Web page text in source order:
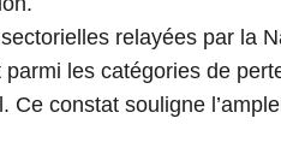
relayées par la
les catégories de
Ce constat souligne